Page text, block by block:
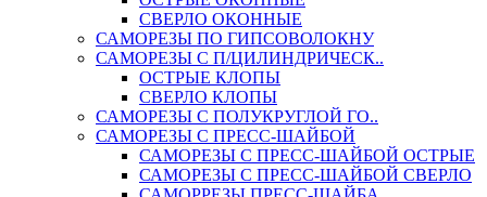
СВЕРЛО ОКОННЫЕ
САМОРЕЗЫ ПО ГИПСОВОЛОКНУ
САМОРЕЗЫ С П/ЦИЛИНДРИЧЕСК..
ОСТРЫЕ КЛОПЫ
СВЕРЛО КЛОПЫ
САМОРЕЗЫ С ПОЛУКРУГЛОЙ ГО..
САМОРЕЗЫ С ПРЕСС-ШАЙБОЙ
САМОРЕЗЫ С ПРЕСС-ШАЙБОЙ ОСТРЫЕ
САМОРЕЗЫ С ПРЕСС-ШАЙБОЙ СВЕРЛО